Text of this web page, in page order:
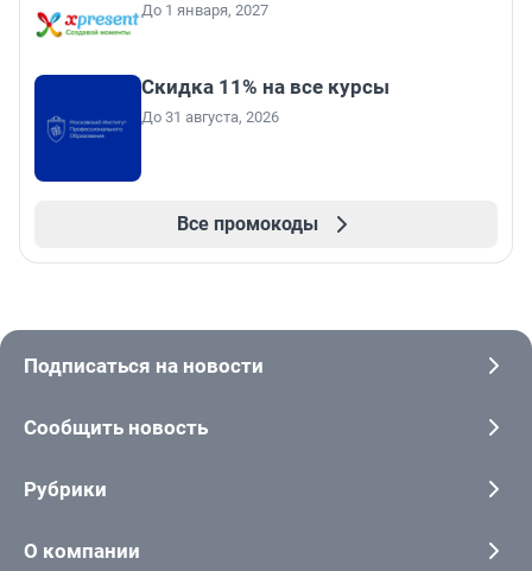
До 1 января, 2027
Скидка 11% на все курсы
До 31 августа, 2026
Все промокоды
Подписаться на новости
Сообщить новость
Рубрики
О компании